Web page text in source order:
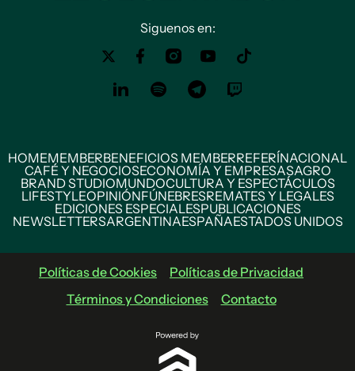
Siguenos en:
HOMEMEMBERBENEFICIOS MEMBERREFERÍNACIONAL
CAFÉ Y NEGOCIOSECONOMÍA Y EMPRESASAGRO
BRAND STUDIOMUNDOCULTURA Y ESPECTÁCULOS
LIFESTYLEOPINIÓNFÚNEBRESREMATES Y LEGALES
EDICIONES ESPECIALESPUBLICACIONES
NEWSLETTERSARGENTINAESPAÑAESTADOS UNIDOS
Políticas de Cookies
Políticas de Privacidad
Términos y Condiciones
Contacto